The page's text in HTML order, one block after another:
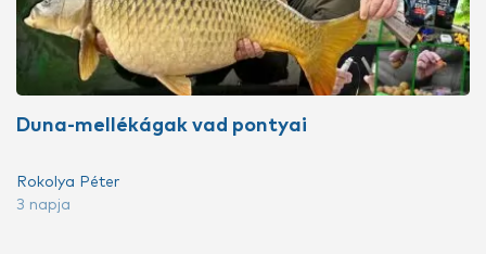
Duna-mellékágak vad pontyai
Rokolya Péter
3 napja